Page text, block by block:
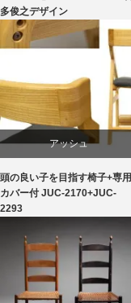
椅子
国産
天童木工
椅子
多俊之デザイン
アッシュ
ダイニング
ライフスタイル
学習椅子
頭の良い子を目指す椅子+専用
カバー付 JUC-2170+JUC-
2293